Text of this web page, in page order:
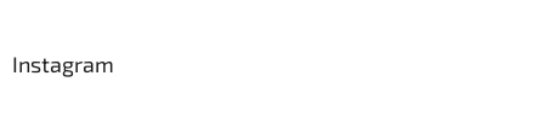
Instagram